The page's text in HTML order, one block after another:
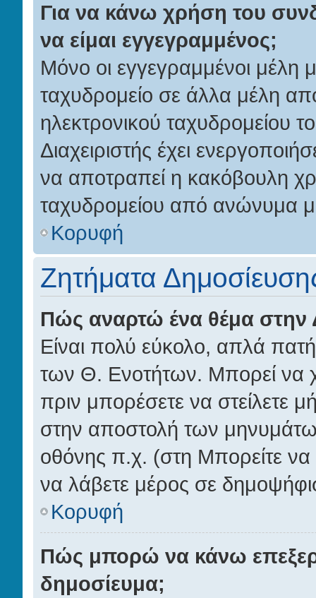
Για να κάνω χρήση του
να είμαι εγγεγραμμένος;
Μόνο οι εγγεγραμμένοι μέλη
ταχυδρομείο σε άλλα μέλη
ηλεκτρονικού ταχυδρομείου
Διαχειριστής έχει
να αποτραπεί η κακόβουλη
ταχυδρομείου από ανώνυμα
Κορυφή
Ζητήματα
Πώς αναρτώ ένα θέμα στην
Είναι πολύ εύκολο, απλά
των Θ. Ενοτήτων. Μπορεί να
πριν μπορέσετε να στείλετε
στην αποστολή των
οθόνης π.χ. (στη Μπορείτε
να λάβετε μέρος σε
Κορυφή
Πώς μπορώ να κάνω
δημοσίευμα;